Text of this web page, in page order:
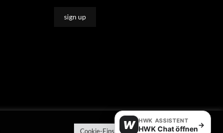
Cookie-Einstellungen Alle akzeptieren
W HWK ASSISTENT
HWK Chat öffnen→